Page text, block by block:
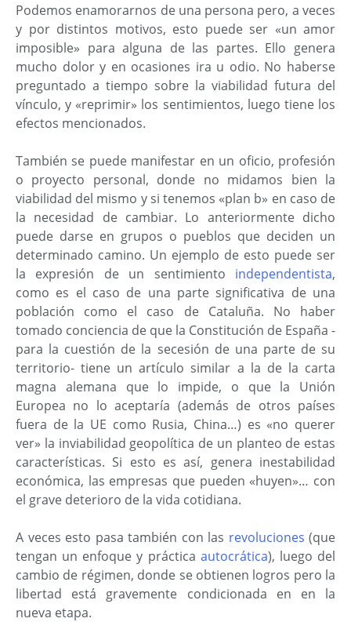
Podemos enamorarnos de una persona pero, a veces
y por distintos motivos, esto puede ser «un amor
imposible» para alguna de las partes. Ello genera
mucho dolor y en ocasiones ira u odio. No haberse
preguntado a tiempo sobre la viabilidad futura del
vínculo, y «reprimir» los sentimientos, luego tiene los
efectos mencionados.
También se puede manifestar en un oficio, profesión
o proyecto personal, donde no midamos bien la
viabilidad del mismo y si tenemos «plan b» en caso de
la necesidad de cambiar. Lo anteriormente dicho
puede darse en grupos o pueblos que deciden un
determinado camino. Un ejemplo de esto puede ser
la expresión de un sentimiento independentista,
como es el caso de una parte significativa de una
población como el caso de Cataluña. No haber
tomado conciencia de que la Constitución de España -
para la cuestión de la secesión de una parte de su
territorio- tiene un artículo similar a la de la carta
magna alemana que lo impide, o que la Unión
Europea no lo aceptaría (además de otros países
fuera de la UE como Rusia, China…) es «no querer
ver» la inviabilidad geopolítica de un planteo de estas
características. Si esto es así, genera inestabilidad
económica, las empresas que pueden «huyen»… con
el grave deterioro de la vida cotidiana.
A veces esto pasa también con las revoluciones (que
tengan un enfoque y práctica autocrática), luego del
cambio de régimen, donde se obtienen logros pero la
libertad está gravemente condicionada en en la
nueva etapa.